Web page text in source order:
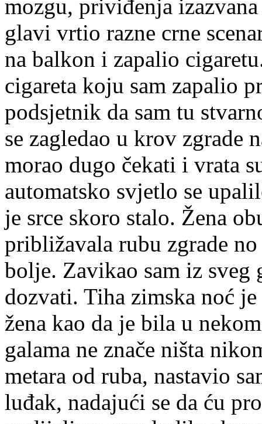
mozgu, priviđenja
glavi vrtio razne crne
na balkon i zapalio
cigareta koju sam zapalio
podsjetnik da sam tu
se zagledao u krov zgrade
morao dugo čekati i vrata
automatsko svjetlo se
je srce skoro stalo. Žena
približavala rubu zgrade
bolje. Zavikao sam iz sveg
dozvati. Tiha zimska noć
žena kao da je bila u
galama ne znače ništa
metara od ruba, nastavio
luđak, nadajući se da ću